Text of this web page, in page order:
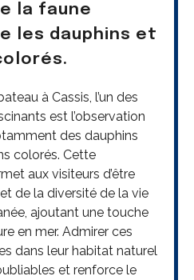
la faune
les dauphins et
à Cassis, l’un des
est l’observation
des dauphins
colorés. Cette
aux visiteurs d’être
de la diversité de la vie
ajoutant une touche
en mer. Admirer ces
dans leur habitat naturel
et renforce le